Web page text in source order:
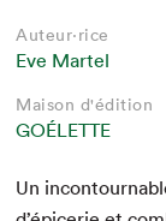
Auteur·rice
Eve Martel
Maison d'édition
GOÉLETTE
Un